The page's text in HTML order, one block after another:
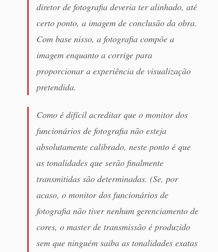
diretor de fotografia deveria ter alinhado, até
certo ponto, a imagem de conclusão da obra.
Com base nisso, a fotografia compõe a
imagem enquanto a corrige para
proporcionar a experiência de visualização
pretendida.
Como é difícil acreditar que o monitor dos
funcionários de fotografia não esteja
absolutamente calibrado, neste ponto é que
as tonalidades que serão finalmente
transmitidas são determinadas. (Se, por
acaso, o monitor dos funcionários de
fotografia não tiver nenhum gerenciamento de
cores, o master de transmissão é produzido
sem que ninguém saiba as tonalidades exatas